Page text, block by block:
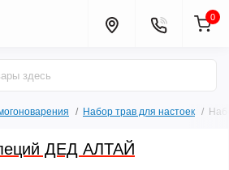
0
Набор трав для настоек
ДЕД АЛТАЙ